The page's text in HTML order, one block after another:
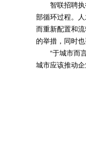
智联招聘执
部循环过程。
而重新配置和
的举措，同时
“于城市而言
城市应该推动